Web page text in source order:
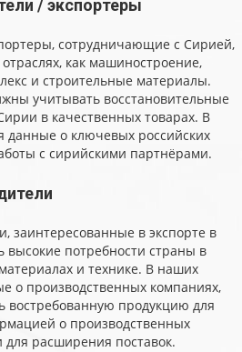
/ экспортеры
сотрудничающие с Сирией,
как машиностроение,
и строительные материалы.
учитывать восстановительные
в качественных товарах. В
данные о ключевых российских
с сирийскими партнёрами.
заинтересованные в экспорте в
потребности страны в
и технике. В наших
о производственных компаниях,
востребованную продукцию для
о производственных
расширения поставок.